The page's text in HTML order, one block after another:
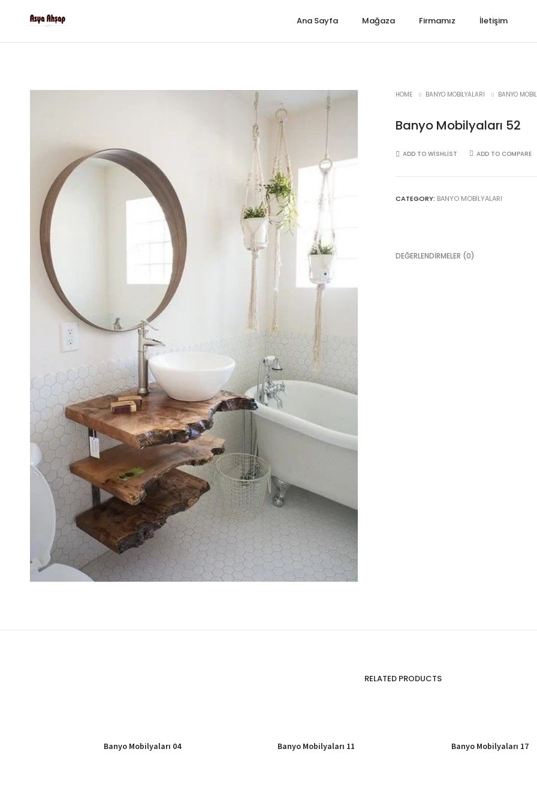
Ana Sayfa Mağaza Firmamız İletişim
HOME BANYO MOBILYALARI BANYO
Banyo Mobilyaları 52
ADD TO WISHLIST ADD TO COMPARE
CATEGORY: BANYO MOBILYALARI
DEĞERLENDIRMELER (0)
RELATED PRODUCTS
Banyo Mobilyaları 04 Banyo Mobilyaları 11 Banyo Mobilyaları 17